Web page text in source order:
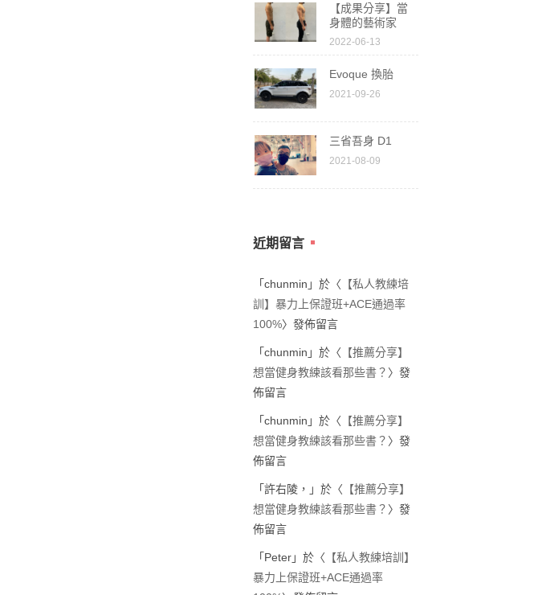
【成果分享】當
身體的藝術家
2022-06-13
Evoque 換胎
2021-09-26
三省吾身 D1
2021-08-09
近期留言
「chunmin 」於〈 【私人教練培
訓】暴力上保證班+ACE通過率
100%〉發佈留言
「chunmin 」於〈 【推薦分享】
想當健身教練該看那些書？ 〉發
佈留言
「chunmin 」於〈 【推薦分享】
想當健身教練該看那些書？ 〉發
佈留言
「許右陵， 」於〈 【推薦分享】
想當健身教練該看那些書？ 〉發
佈留言
「 Peter」於〈 【私人教練培訓】
暴力上保證班+ACE通過率